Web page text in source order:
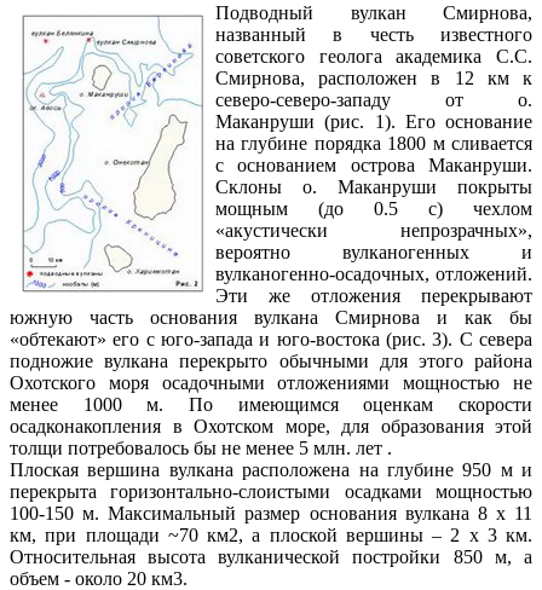
Подводный вулкан Смирнова,
названный в честь известного
советского геолога академика С.С.
Смирнова, расположен в 12 км к
северо-северо-западу от о.
Маканруши (рис. 1). Его основание
на глубине порядка 1800 м сливается
с основанием острова Маканруши.
Склоны о. Маканруши покрыты
мощным (до 0.5 с) чехлом
«акустически непрозрачных»,
вероятно вулканогенных и
вулканогенно-осадочных, отложений.
Эти же отложения перекрывают
южную часть основания вулкана Смирнова и как бы
«обтекают» его с юго-запада и юго-востока (рис. 3). С севера
подножие вулкана перекрыто обычными для этого района
Охотского моря осадочными отложениями мощностью не
менее 1000 м. По имеющимся оценкам скорости
осадконакопления в Охотском море, для образования этой
толщи потребовалось бы не менее 5 млн. лет .
Плоская вершина вулкана расположена на глубине 950 м и
перекрыта горизонтально-слоистыми осадками мощностью
100-150 м. Максимальный размер основания вулкана 8 х 11
км, при площади ~70 км2, а плоской вершины – 2 х 3 км.
Относительная высота вулканической постройки 850 м, а
объем - около 20 км3.